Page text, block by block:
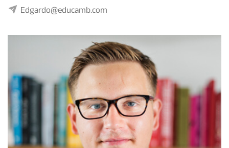
Edgardo@educamb.com